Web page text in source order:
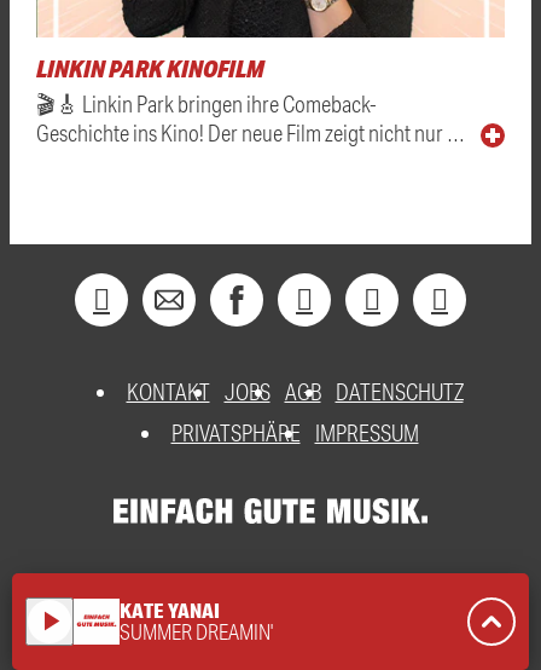
LINKIN PARK KINOFILM
🎬🎸 Linkin Park bringen ihre Comeback-
Geschichte ins Kino! Der neue Film zeigt nicht nur …
KONTAKT JOBS AGB DATENSCHUTZ
PRIVATSPHÄRE
IMPRESSUM
play_arrow KATE YANAI
SUMMER DREAMIN'